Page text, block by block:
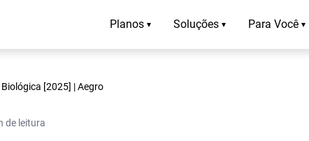
Planos ▾ Soluções ▾ Para Você ▾
[2025] | Aegro
de leitura